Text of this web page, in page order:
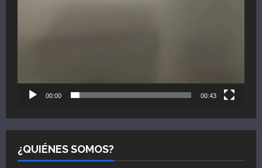
00:00 00:43
¿QUIÉNES SOMOS?